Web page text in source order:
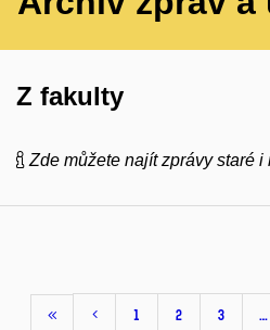
Z fakulty
Zde můžete najít zprávy staré i
1 2 3 …